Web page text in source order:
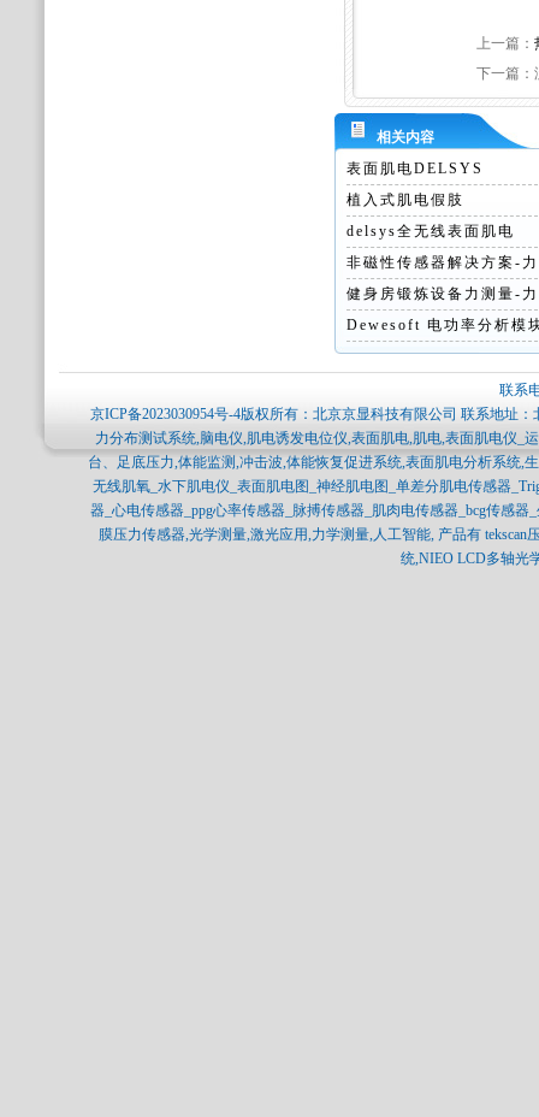
上一篇：
下一篇：
相关内容
表面肌电DELSYS
植入式肌电假肢
delsys全无线表面肌电
非磁性传感器解决方案-
健身房锻炼设备力测量-
Dewesoft 电功率分析模
联系
京ICP备2023030954号-4版权所有：北京京显科技有限公司 联系地址
力分布测试系统,脑电仪,肌电诱发电位仪,表面肌电,肌电,表面肌电仪_
台、足底压力,体能监测,冲击波,体能恢复促进系统,表面肌电分析系统,
无线肌氧_水下肌电仪_表面肌电图_神经肌电图_单差分肌电传感器
器_心电传感器_ppg心率传感器_脉搏传感器_肌肉电传感器_bcg传感
膜压力传感器,光学测量,激光应用,力学测量,人工智能, 产品有 tekscan
统,NIEO LCD多轴光